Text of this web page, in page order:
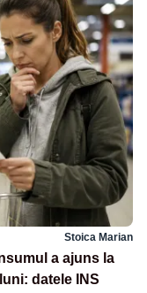
Stoica Marian
a ajuns la
datele INS